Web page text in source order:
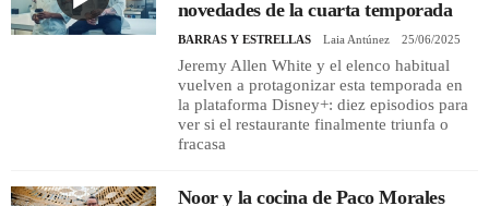
novedades de la cuarta temporada
BARRAS Y ESTRELLAS Laia Antúnez 25/06/2025
Jeremy Allen White y el elenco habitual
vuelven a protagonizar esta temporada en
la plataforma Disney+: diez episodios para
ver si el restaurante finalmente triunfa o
fracasa
Noor y la cocina de Paco Morales